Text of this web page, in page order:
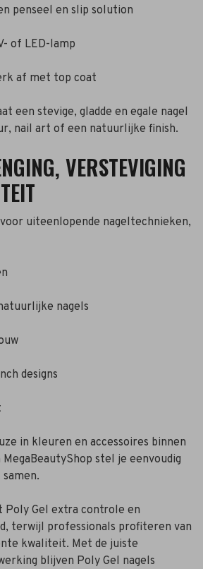
penseel en slip solution
of LED-lamp
af met top coat
een stevige, gladde en egale nagel
nail art of een natuurlijke finish.
VERSTEVIGING
uiteenlopende nageltechnieken,
nagels
designs
in kleuren en accessoires binnen
stel je eenvoudig
Poly Gel extra controle en
terwijl professionals profiteren van
kwaliteit. Met de juiste
blijven Poly Gel nagels